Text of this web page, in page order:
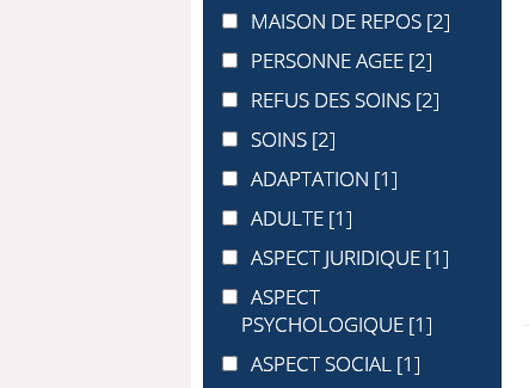
MAISON DE REPOS
MAISON DE REPOS [2]
PERSONNE AGEE
PERSONNE AGEE [2]
REFUS DES SOINS
REFUS DES SOINS [2]
SOINSSOINS [2]
ADAPTATION
ADAPTATION [1]
ADULTE
ADULTE [1]
ASPECT JURIDIQUE
ASPECT JURIDIQUE [1]
ASPECT PSYCHOLOGIQUE
ASPECT
PSYCHOLOGIQUE [1]
ASPECT SOCIAL
ASPECT SOCIAL [1]